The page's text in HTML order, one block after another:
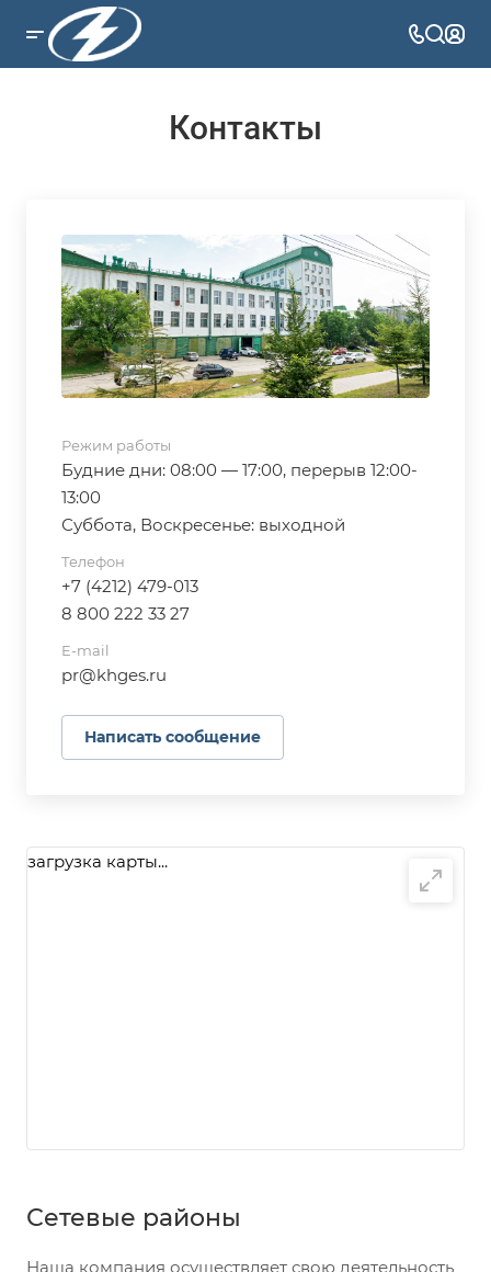
Контакты
загрузка карты...
Сетевые районы
Наша компания осуществляет свою деятельность
Режим работы
Будние дни: 08:00 — 17:00, перерыв 12:00-
13:00
Суббота, Воскресенье: выходной
Телефон
+7 (4212) 479-013
8 800 222 33 27
E-mail
pr@khges.ru
Написать сообщение